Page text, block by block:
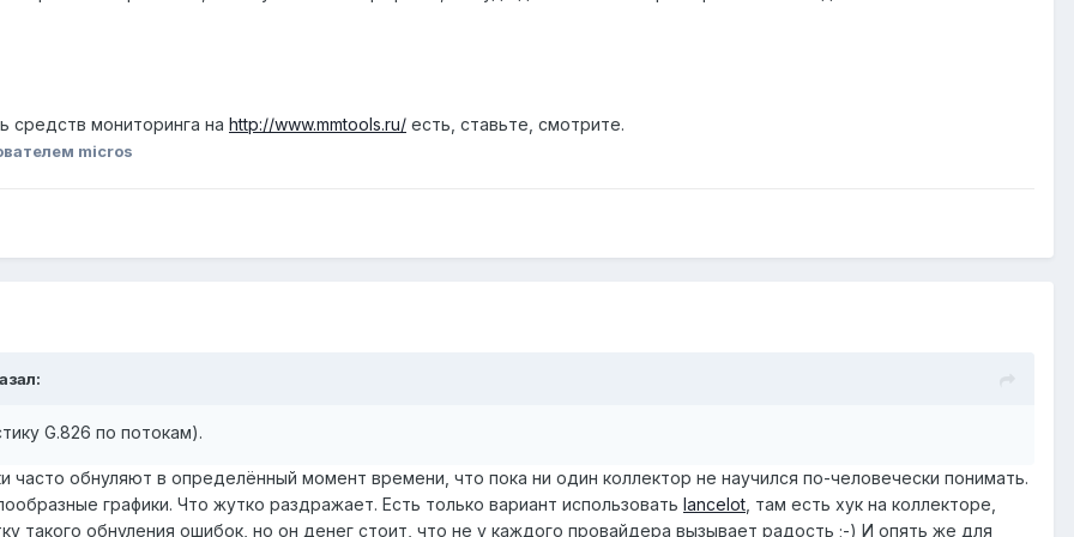
средств мониторинга на http://www.mmtools.ru/ есть, ставьте, смотрите.
micros
G.826 по потокам).
часто обнуляют в определённый момент времени, что пока ни один коллектор не научился по-человечески понимать.
графики. Что жутко раздражает. Есть только вариант использовать lancelot , там есть хук на коллекторе,
такого обнуления ошибок, но он денег стоит, что не у каждого провайдера вызывает радость ;-) И опять же для